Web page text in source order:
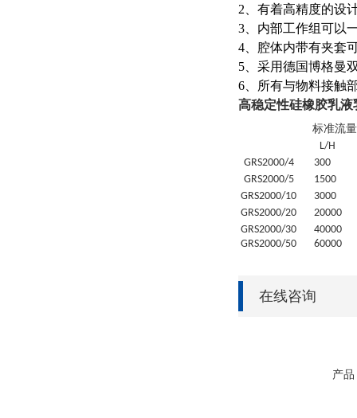
2、有着高精度的设
3、内部工作组可以
4、腔体内带有夹套
5、采用德国博格曼
6、所有与物料接触
高稳定性硅橡胶乳
标准流量
L/H
GRS2000/4 300
GRS2000/5
1500
GRS2000/10
3000
GRS2000/20 20000
GRS2000/30 40000
GRS2000/50 60000
在线咨询
产品